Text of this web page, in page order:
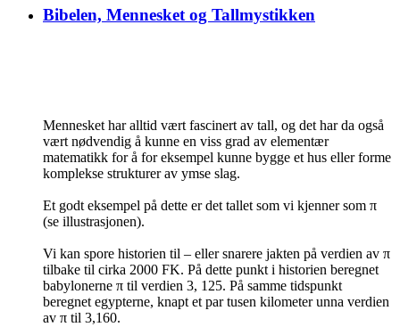
Bibelen, Mennesket og Tallmystikken
Mennesket har alltid vært fascinert av tall, og det har da også
vært nødvendig å kunne en viss grad av elementær
matematikk for å for eksempel kunne bygge et hus eller forme
komplekse strukturer av ymse slag.
Et godt eksempel på dette er det tallet som vi kjenner som π
(se illustrasjonen).
Vi kan spore historien til – eller snarere jakten på verdien av π
tilbake til cirka 2000 FK. På dette punkt i historien beregnet
babylonerne π til verdien 3, 125. På samme tidspunkt
beregnet egypterne, knapt et par tusen kilometer unna verdien
av π til 3,160.